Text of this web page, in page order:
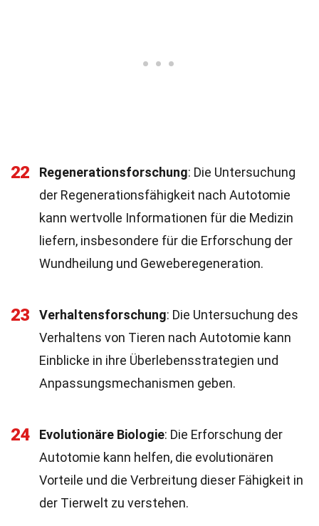
22 Regenerationsforschung: Die Untersuchung
der Regenerationsfähigkeit nach Autotomie
kann wertvolle Informationen für die Medizin
liefern, insbesondere für die Erforschung der
Wundheilung und Geweberegeneration.
23 Verhaltensforschung: Die Untersuchung des
Verhaltens von Tieren nach Autotomie kann
Einblicke in ihre Überlebensstrategien und
Anpassungsmechanismen geben.
24 Evolutionäre Biologie: Die Erforschung der
Autotomie kann helfen, die evolutionären
Vorteile und die Verbreitung dieser Fähigkeit in
der Tierwelt zu verstehen.